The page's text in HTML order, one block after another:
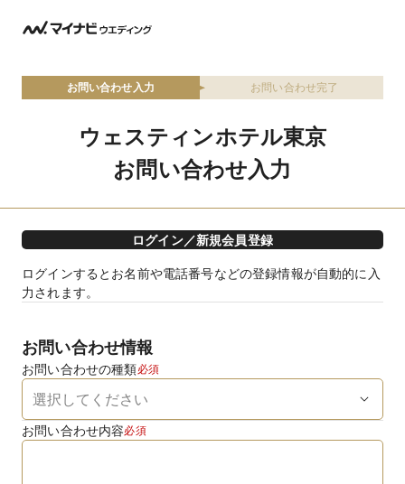
お問い合わせ入力 お問い合わせ完了
ウェスティンホテル東京
お問い合わせ入力
ログイン／新規会員登録
ログインするとお名前や電話番号などの登録情報が自動的に入
力されます。
お問い合わせ情報
お問い合わせの種類必須
お問い合わせ内容必須